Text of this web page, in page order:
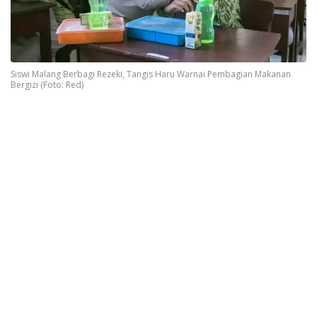
Siswi Malang Berbagi Rezeki, Tangis Haru Warnai Pembagian Makanan
Bergizi (Foto: Red)